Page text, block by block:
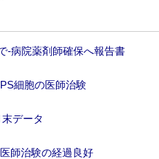
‐病院薬剤師確保へ報告書
細胞の医師治験
データ
師治験の経過良好